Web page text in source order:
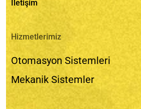
İletişim
Hizmetlerimiz
Otomasyon Sistemleri
Mekanik Sistemler